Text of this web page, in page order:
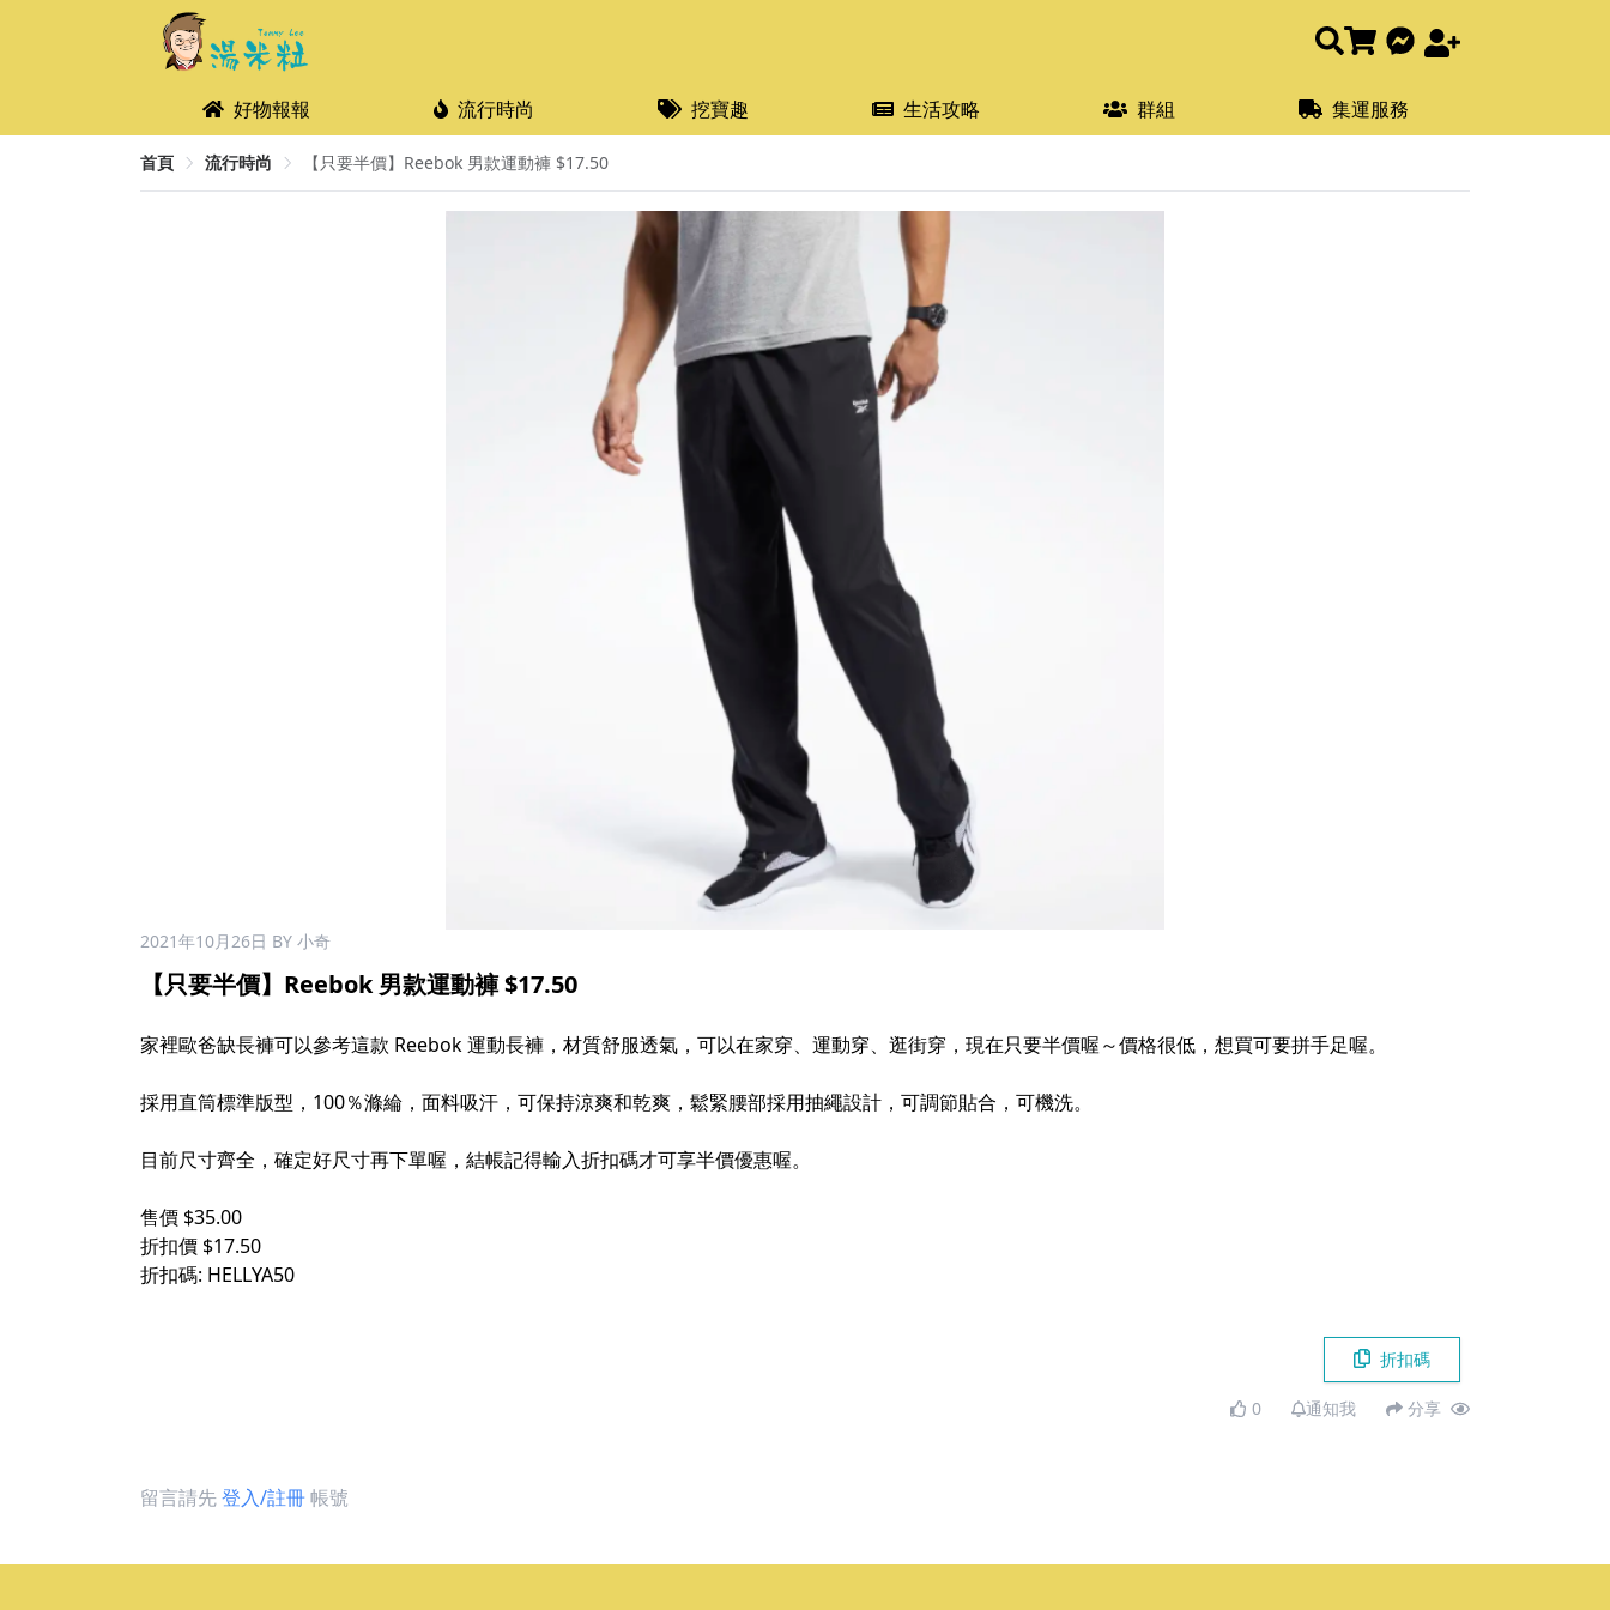
好物報報 流行時尚 挖寶趣 生活攻略 群組 集運服務
首頁 流行時尚 【只要半價】Reebok 男款運動褲 $17.50
2021年10月26日 BY 小奇
【只要半價】Reebok 男款運動褲 $17.50
家裡歐爸缺長褲可以參考這款 Reebok 運動長褲，材質舒服透氣，可以在家穿、運動穿、逛街穿，現在只要半價喔～價格很低，想買可要拼手足喔。
採用直筒標準版型，100％滌綸，面料吸汗，可保持涼爽和乾爽，鬆緊腰部採用抽繩設計，可調節貼合，可機洗。
目前尺寸齊全，確定好尺寸再下單喔，結帳記得輸入折扣碼才可享半價優惠喔。
售價 $35.00
折扣價 $17.50
折扣碼: HELLYA50
折扣碼
0 通知我 分享
留言請先登入/註冊帳號